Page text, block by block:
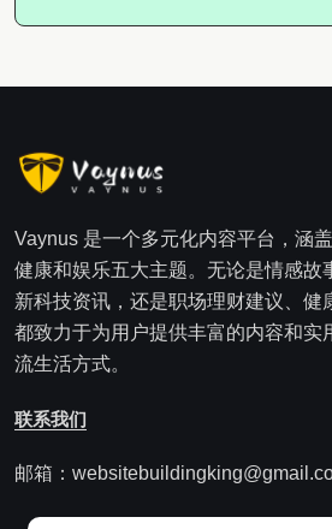
Vaynus 是一个多元化内容平台，涵
健康和娱乐五大主题。无论是情感故
新科技资讯，还是职场理财建议、健
都致力于为用户提供丰富的内容和实
流生活方式。
联系我们
邮箱：